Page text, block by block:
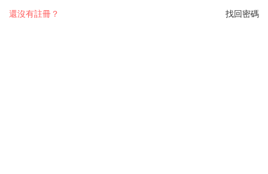
找回密碼
還沒有註冊？